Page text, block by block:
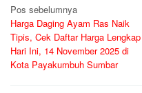
Navigasi
pos
Pos sebelumnya
Harga Daging Ayam Ras Naik
Tipis, Cek Daftar Harga Lengkap
Hari Ini, 14 November 2025 di
Kota Payakumbuh Sumbar